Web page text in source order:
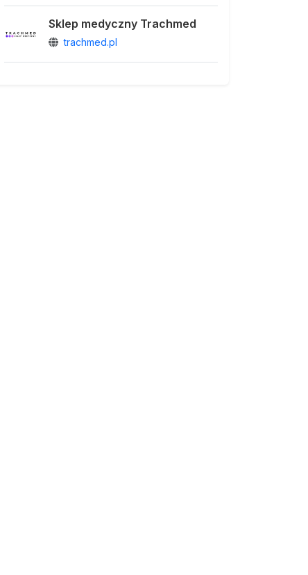
Sklep medyczny Trachmed
trachmed.pl